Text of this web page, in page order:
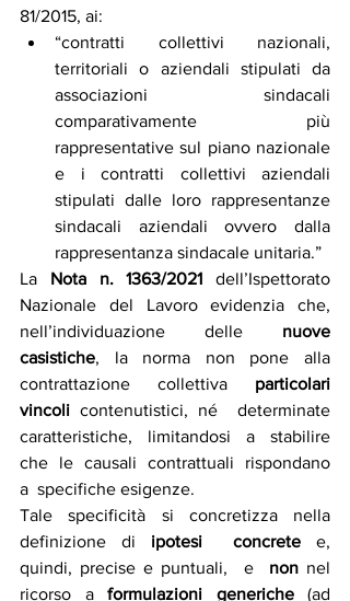
81/2015, ai:
“contratti  collettivi  nazionali,
territoriali  o  aziendali  stipulati  da
associazioni  sindacali
comparativamente più
rappresentative sul piano nazionale
e i contratti collettivi aziendali
stipulati dalle loro rappresentanze
sindacali aziendali ovvero dalla
rappresentanza sindacale unitaria.”
La Nota n. 1363/2021 dell’Ispettorato
Nazionale del Lavoro evidenzia che,
nell’individuazione delle nuove
casistiche, la norma non pone alla
contrattazione collettiva particolari
vincoli contenutistici, né  determinate
caratteristiche,  limitandosi  a  stabilire
che  le  causali  contrattuali  rispondano
a  specifiche esigenze.
Tale specificità si concretizza nella
definizione di ipotesi  concrete e,
quindi, precise e puntuali,  e non nel
ricorso  a formulazioni  generiche
  (ad